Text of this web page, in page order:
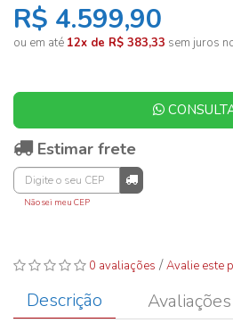
R$ 4.599,90
ou em até 12x de R$ 383,33 sem juros
Estimar frete
Não sei meu CEP
0 avaliações /Avalie este
Descrição